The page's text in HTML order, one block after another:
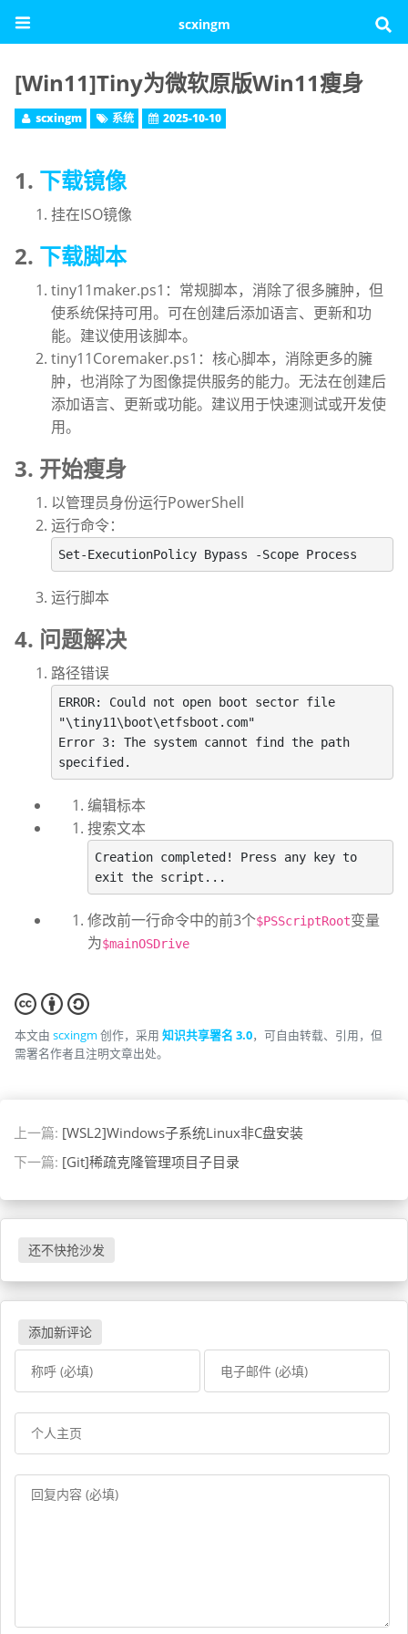
scxingm
[Win11]Tiny为微软原版Win11瘦身
scxingm 系统 2025-10-10
1. 下载镜像
挂在ISO镜像
2. 下载脚本
tiny11maker.ps1：常规脚本，消除了很多臃肿，但
使系统保持可用。可在创建后添加语言、更新和功
能。建议使用该脚本。
tiny11Coremaker.ps1：核心脚本，消除更多的臃
肿，也消除了为图像提供服务的能力。无法在创建后
添加语言、更新或功能。建议用于快速测试或开发使
用。
3. 开始瘦身
以管理员身份运行PowerShell
运行命令：
运行脚本
4. 问题解决
路径错误
ERROR: Could not open boot sector file
"\tiny11\boot\etfsboot.com"
Error 3: The system cannot find the path
编辑标本
搜索文本
Creation completed! Press any key to
修改前一行命令中的前3个$PSScriptRoot变量
为$mainOSDrive
本文由 scxingm 创作，采用 知识共享署名 3.0，可自由转载、引用，但
需署名作者且注明文章出处。
上一篇: [WSL2]Windows子系统Linux非C盘安装
下一篇: [Git]稀疏克隆管理项目子目录
还不快抢沙发
添加新评论